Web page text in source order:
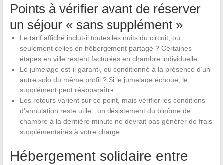
Points à vérifier avant de réserver
un séjour « sans supplément »
Le tarif affiché inclut-il toutes les nuits du circuit, ou
seulement celles en hébergement partagé ? Certaines
étapes en ville restent facturées en chambre individuelle.
Le jumelage est-il garanti, ou conditionné à la présence d’un
autre solo du même profil ? Si le jumelage échoue, le
supplément peut réapparaître.
Les retours varient sur ce point, mais vérifier les conditions
d’annulation reste utile : un désistement du binôme de
chambre à la dernière minute ne devrait pas générer de frais
supplémentaires à votre charge.
Hébergement solidaire entre